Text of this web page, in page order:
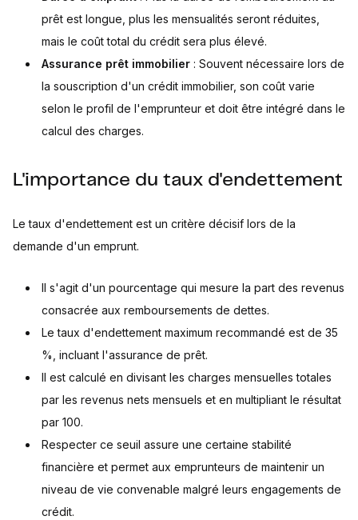
prêt est longue, plus les mensualités seront réduites,
mais le coût total du crédit sera plus élevé.
Assurance prêt immobilier : Souvent nécessaire lors de
la souscription d'un crédit immobilier, son coût varie
selon le profil de l'emprunteur et doit être intégré dans le
calcul des charges.
L'importance du taux d'endettement
Le taux d'endettement est un critère décisif lors de la
demande d'un emprunt.
Il s'agit d'un pourcentage qui mesure la part des revenus
consacrée aux remboursements de dettes.
Le taux d'endettement maximum recommandé est de 35
%, incluant l'assurance de prêt.
Il est calculé en divisant les charges mensuelles totales
par les revenus nets mensuels et en multipliant le résultat
par 100.
Respecter ce seuil assure une certaine stabilité
financière et permet aux emprunteurs de maintenir un
niveau de vie convenable malgré leurs engagements de
crédit.